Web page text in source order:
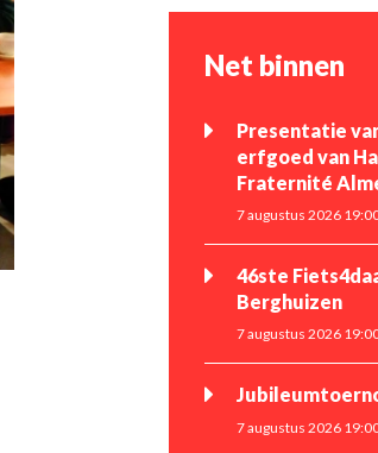
Net binnen
Presentatie
erfgoed van
Fraternité
7 augustus 2026
46ste
Berghuizen
7 augustus 2026
7 augustus 2026